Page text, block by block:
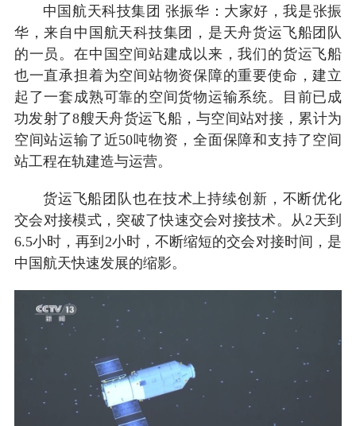
中国航天科技集团 张振华：大家好，我是张振
华，来自中国航天科技集团，是天舟货运飞船团队
的一员。在中国空间站建成以来，我们的货运飞船
也一直承担着为空间站物资保障的重要使命，建立
起了一套成熟可靠的空间货物运输系统。目前已成
功发射了8艘天舟货运飞船，与空间站对接，累计为
空间站运输了近50吨物资，全面保障和支持了空间
站工程在轨建造与运营。
货运飞船团队也在技术上持续创新，不断优化
交会对接模式，突破了快速交会对接技术。从2天到
6.5小时，再到2小时，不断缩短的交会对接时间，是
中国航天快速发展的缩影。